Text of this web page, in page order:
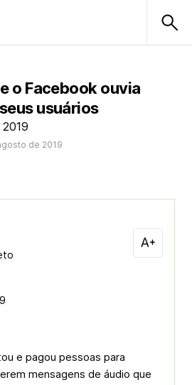
o Facebook ouvia
usuários
de 2019
e pagou pessoas para
mensagens de áudio que